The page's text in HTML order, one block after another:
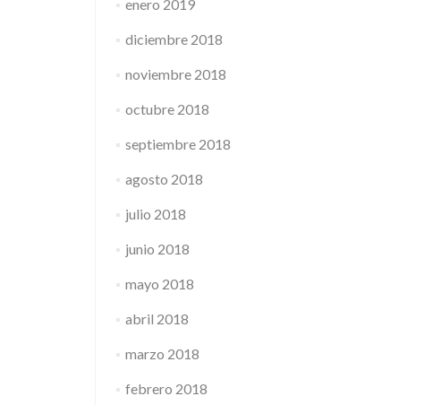
enero 2019
diciembre 2018
noviembre 2018
octubre 2018
septiembre 2018
agosto 2018
julio 2018
junio 2018
mayo 2018
abril 2018
marzo 2018
febrero 2018